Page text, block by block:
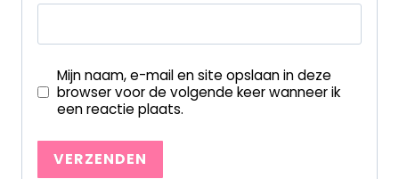
Mijn naam, e-mail en site opslaan in deze
browser voor de volgende keer wanneer ik
een reactie plaats.